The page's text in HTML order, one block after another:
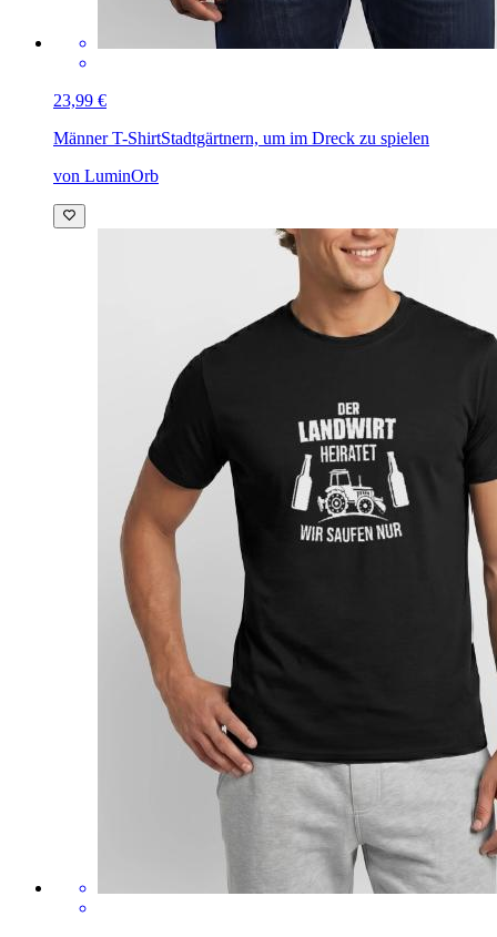
23,99 €
Männer T-ShirtStadtgärtnern, um im Dreck zu spielen
von LuminOrb